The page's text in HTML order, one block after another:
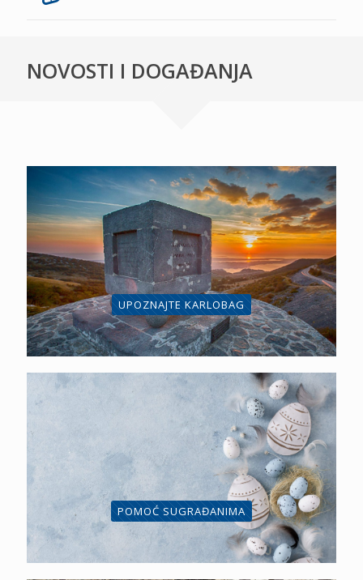
NOVOSTI I DOGAĐANJA
UPOZNAJTE KARLOBAG
POMOĆ SUGRAĐANIMA